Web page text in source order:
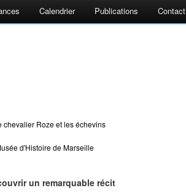
Calendrier Publications Contact
chevalier Roze et les échevins
d'Histoire de Marseille
un remarquable récit